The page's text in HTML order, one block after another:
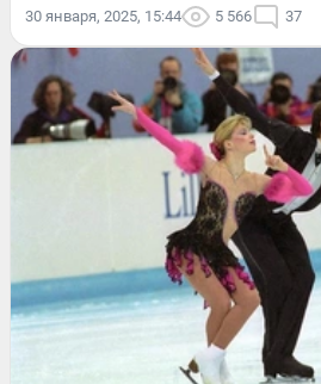
30 января, 2025, 15:44 5 566 37